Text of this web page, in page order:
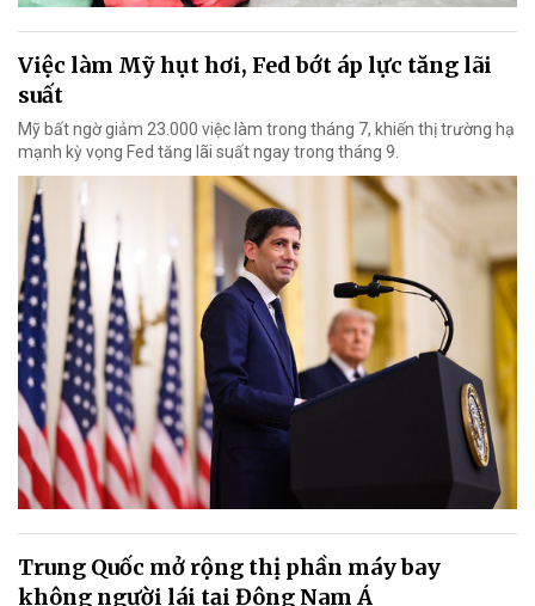
Việc làm Mỹ hụt hơi, Fed bớt áp lực tăng lãi
suất
Mỹ bất ngờ giảm 23.000 việc làm trong tháng 7, khiến thị trường hạ
mạnh kỳ vọng Fed tăng lãi suất ngay trong tháng 9.
Trung Quốc mở rộng thị phần máy bay
không người lái tại Đông Nam Á